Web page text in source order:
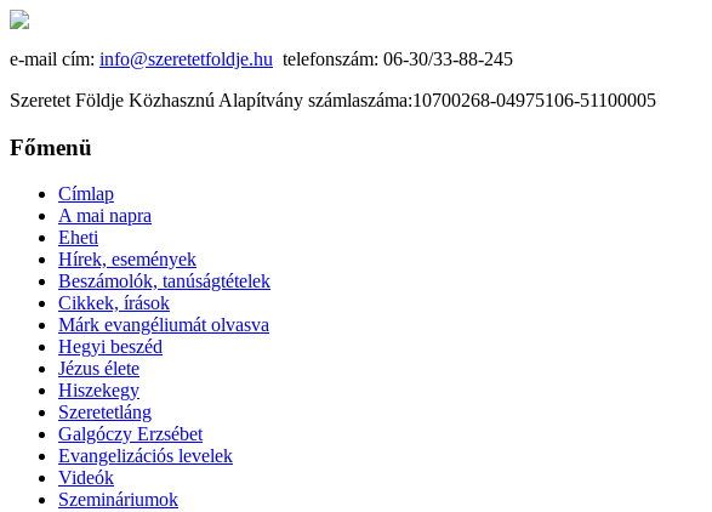
e-mail cím: info@szeretetfoldje.hu telefonszám: 06-30/33-88-245
Szeretet Földje Közhasznú Alapítvány számlaszáma:10700268-04975106-51100005
Főmenü
Címlap
A mai napra
Eheti
Hírek, események
Beszámolók, tanúságtételek
Cikkek, írások
Márk evangéliumát olvasva
Hegyi beszéd
Jézus élete
Hiszekegy
Szeretetláng
Galgóczy Erzsébet
Evangelizációs levelek
Videók
Szemináriumok